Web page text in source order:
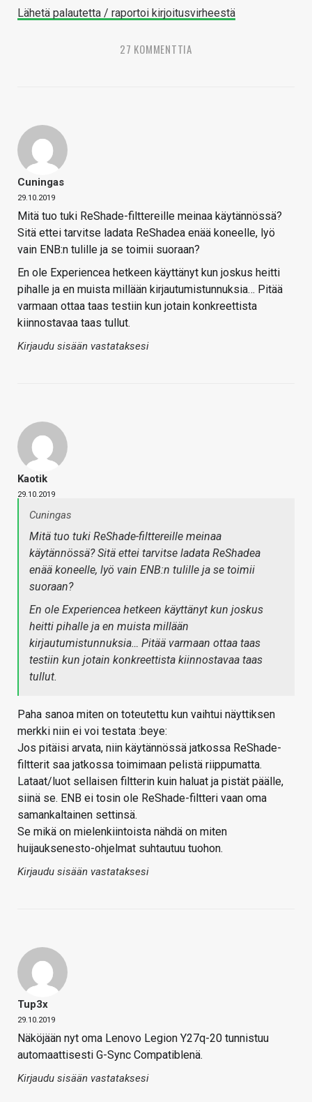
Lähetä palautetta / raportoi kirjoitusvirheestä
27 KOMMENTTIA
Cuningas
29.10.2019
Mitä tuo tuki ReShade-filttereille meinaa käytännössä?
Sitä ettei tarvitse ladata ReShadea enää koneelle, lyö
vain ENB:n tulille ja se toimii suoraan?
En ole Experiencea hetkeen käyttänyt kun joskus heitti
pihalle ja en muista millään kirjautumistunnuksia… Pitää
varmaan ottaa taas testiin kun jotain konkreettista
kiinnostavaa taas tullut.
Kirjaudu sisään vastataksesi
Kaotik
29.10.2019
Cuningas
Mitä tuo tuki ReShade-filttereille meinaa
käytännössä? Sitä ettei tarvitse ladata ReShadea
enää koneelle, lyö vain ENB:n tulille ja se toimii
suoraan?
En ole Experiencea hetkeen käyttänyt kun joskus
heitti pihalle ja en muista millään
kirjautumistunnuksia… Pitää varmaan ottaa taas
testiin kun jotain konkreettista kiinnostavaa taas
tullut.
Paha sanoa miten on toteutettu kun vaihtui näyttiksen
merkki niin ei voi testata :beye:
Jos pitäisi arvata, niin käytännössä jatkossa ReShade-
filtterit saa jatkossa toimimaan pelistä riippumatta.
Lataat/luot sellaisen filtterin kuin haluat ja pistät päälle,
siinä se. ENB ei tosin ole ReShade-filtteri vaan oma
samankaltainen settinsä.
Se mikä on mielenkiintoista nähdä on miten
huijauksenesto-ohjelmat suhtautuu tuohon.
Kirjaudu sisään vastataksesi
Tup3x
29.10.2019
Näköjään nyt oma Lenovo Legion Y27q-20 tunnistuu
automaattisesti G-Sync Compatiblenä.
Kirjaudu sisään vastataksesi